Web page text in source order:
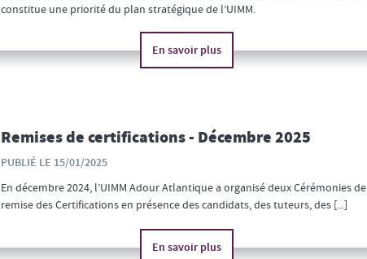
constitue une priorité du plan stratégique de l’UIMM.
En savoir plus
Remises de certifications - Décembre 2025
PUBLIÉ LE 15/01/2025
En décembre 2024, l’UIMM Adour Atlantique a organisé deux Cérémonies de
remise des Certifications en présence des candidats, des tuteurs, des [...]
En savoir plus